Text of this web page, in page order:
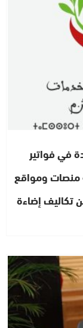
في فواتير
منصات ومواقع
تكاليف إضاءة